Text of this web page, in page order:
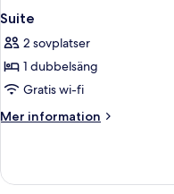
Suite
2 sovplatser
1 dubbelsäng
Gratis wi-fi
Mer information
Mer